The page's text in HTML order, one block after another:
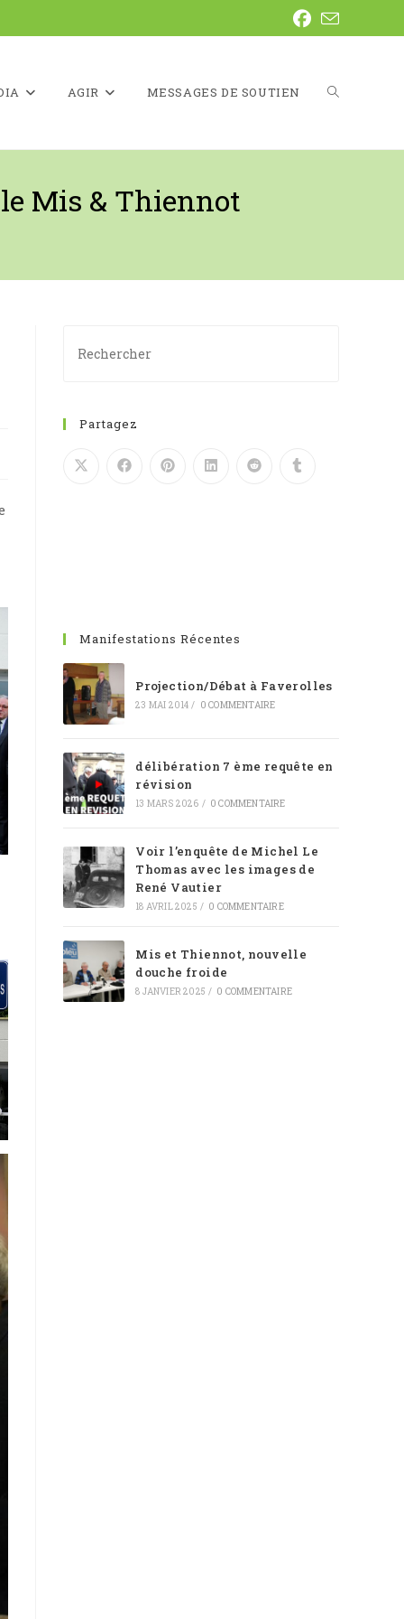
AGIR MESSAGES DE SOUTIEN TOGGLE
Mis & Thiennot
Partagez
Manifestations Récentes
Projection/Débat à Faverolles
23 MAI 2014 / 0 COMMENTAIRE
délibération 7 ème requête en
révision
13 MARS 2026 / 0 COMMENTAIRE
Voir l’enquête de Michel Le
Thomas avec les images de
René Vautier
18 AVRIL 2025 / 0 COMMENTAIRE
Mis et Thiennot, nouvelle
douche froide
8 JANVIER 2025 / 0 COMMENTAIRE